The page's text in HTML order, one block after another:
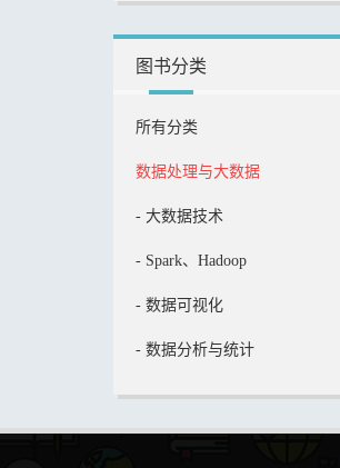
图书分类
所有分类
数据处理与大数据
- 大数据技术
- Spark、Hadoop
- 数据可视化
- 数据分析与统计